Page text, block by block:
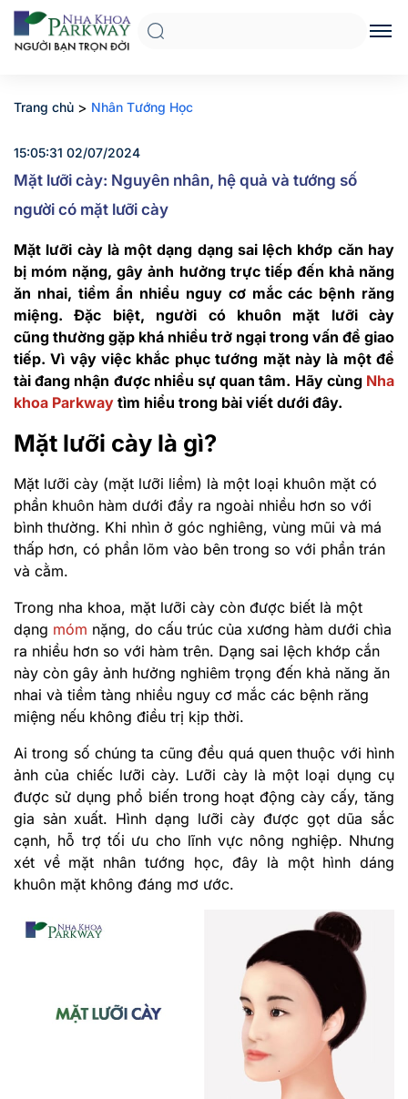
Trang chủ > Nhân Tướng Học
15:05:31 02/07/2024
Mặt lưỡi cày: Nguyên nhân, hệ quả và tướng số
người có mặt lưỡi cày
Mặt lưỡi cày là một dạng dạng sai lệch khớp căn hay
bị móm nặng, gây ảnh hưởng trực tiếp đến khả năng
ăn nhai, tiềm ẩn nhiều nguy cơ mắc các bệnh răng
miệng. Đặc biệt, người có khuôn mặt lưỡi cày
cũng thường gặp khá nhiều trở ngại trong vấn đề giao
tiếp. Vì vậy việc khắc phục tướng mặt này là một đề
tài đang nhận được nhiều sự quan tâm. Hãy cùng Nha
khoa Parkway tìm hiểu trong bài viết dưới đây.
Mặt lưỡi cày là gì?
Mặt lưỡi cày (mặt lưỡi liềm) là một loại khuôn mặt có
phần khuôn hàm dưới đẩy ra ngoài nhiều hơn so với
bình thường. Khi nhìn ở góc nghiêng, vùng mũi và má
thấp hơn, có phần lõm vào bên trong so với phần trán
và cằm.
Trong nha khoa, mặt lưỡi cày còn được biết là một
dạng móm nặng, do cấu trúc của xương hàm dưới chìa
ra nhiều hơn so với hàm trên. Dạng sai lệch khớp cắn
này còn gây ảnh hưởng nghiêm trọng đến khả năng ăn
nhai và tiềm tàng nhiều nguy cơ mắc các bệnh răng
miệng nếu không điều trị kịp thời.
Ai trong số chúng ta cũng đều quá quen thuộc với hình
ảnh của chiếc lưỡi cày. Lưỡi cày là một loại dụng cụ
được sử dụng phổ biến trong hoạt động cày cấy, tăng
gia sản xuất. Hình dạng lưỡi cày được gọt dũa sắc
cạnh, hỗ trợ tối ưu cho lĩnh vực nông nghiệp. Nhưng
xét về mặt nhân tướng học, đây là một hình dáng
khuôn mặt không đáng mơ ước.